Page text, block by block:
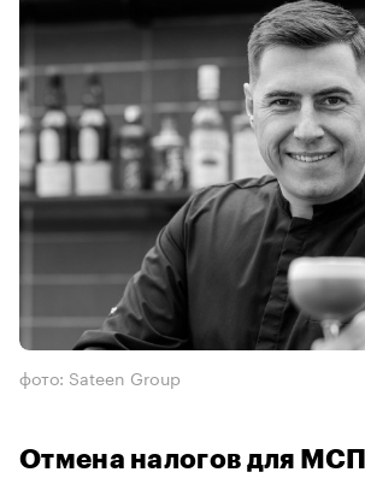
фото: Sateen Group
Отмена налогов для МСП